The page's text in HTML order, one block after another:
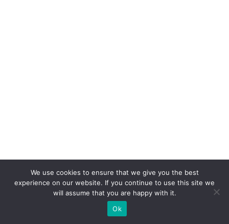
We use cookies to ensure that we give you the best
experience on our website. If you continue to use this site we
will assume that you are happy with it.
Ok